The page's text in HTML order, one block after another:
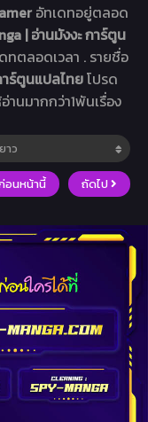
อัทเดทอยู่ตลอด
| อ่านมังงะ การ์ตูน
ตลอดเวลา . รายชื่อ
าร์ตูนแปลไทยโปรด
านมากกว่า1พันเรื่อง
อนหน้านี้ ถัดไป